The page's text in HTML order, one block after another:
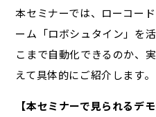
本セミナーでは、ローコー
ーム「ロボシュタイン」を
こまで自動化できるのか、
えて具体的にご紹介します。
【本セミナーで見られるデモ